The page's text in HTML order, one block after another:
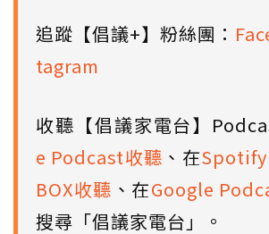
追蹤【倡議+】粉絲團：
tagram
收聽【倡議家電台】
e Podcast收聽 、在
BOX收聽 、在Google
搜尋「倡議家電台」。